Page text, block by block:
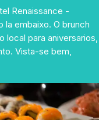
Renaissance -
embaixo. O brunch
local para aniversarios,
Vista-se bem,